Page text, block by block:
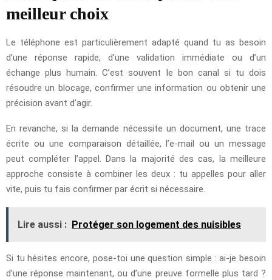
meilleur choix
Le téléphone est particulièrement adapté quand tu as besoin
d’une réponse rapide, d’une validation immédiate ou d’un
échange plus humain. C’est souvent le bon canal si tu dois
résoudre un blocage, confirmer une information ou obtenir une
précision avant d’agir.
En revanche, si la demande nécessite un document, une trace
écrite ou une comparaison détaillée, l’e-mail ou un message
peut compléter l’appel. Dans la majorité des cas, la meilleure
approche consiste à combiner les deux : tu appelles pour aller
vite, puis tu fais confirmer par écrit si nécessaire.
Lire aussi : Protéger son logement des nuisibles
Si tu hésites encore, pose-toi une question simple : ai-je besoin
d’une réponse maintenant, ou d’une preuve formelle plus tard ?